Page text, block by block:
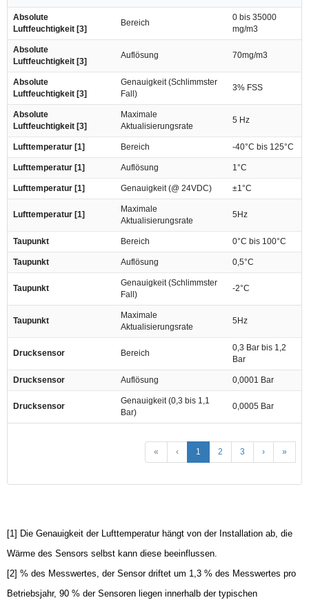
Absolute
Luftfeuchtigkeit [3]
Bereich
0 bis 35000
mg/m3
Absolute
Luftfeuchtigkeit [3]
Auflösung 70mg/m3
Absolute
Luftfeuchtigkeit [3]
Genauigkeit (Schlimmster
Fall)
3% FSS
Absolute
Luftfeuchtigkeit [3]
Maximale
Aktualisierungsrate
5 Hz
Lufttemperatur [1] Bereich -40°C bis 125°C
Lufttemperatur [1] Auflösung 1°C
Lufttemperatur [1] Genauigkeit (@ 24VDC) ±1°C
Lufttemperatur [1]
Maximale
Aktualisierungsrate
5Hz
Taupunkt Bereich 0°C bis 100°C
Taupunkt Auflösung 0,5°C
Taupunkt
Genauigkeit (Schlimmster
Fall)
-2°C
Taupunkt
Maximale
Aktualisierungsrate
5Hz
Drucksensor Bereich
0,3 Bar bis 1,2
Bar
Drucksensor Auflösung 0,0001 Bar
Drucksensor
Genauigkeit (0,3 bis 1,1
Bar)
0,0005 Bar
« ‹ 1 2 3 › »
[1] Die Genauigkeit der Lufttemperatur hängt von der Installation ab, die
Wärme des Sensors selbst kann diese beeinflussen.
[2] % des Messwertes, der Sensor driftet um 1,3 % des Messwertes pro
Betriebsjahr, 90 % der Sensoren liegen innerhalb der typischen